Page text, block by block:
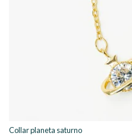
Collar planeta saturno